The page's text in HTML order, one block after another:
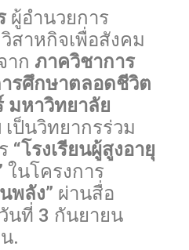
ผู้อำนวยการ
สาหกิจเพื่อสังคม
าก ภาควิชาการ
รศึกษาตลอดชีวิต
มหาวิทยาลัย
เป็นวิทยากรร่วม
“โรงเรียนผู้สูงอายุ
ในโครงการ
พลัง” ผ่านสื่อ
นที่ 3 กันยายน
.